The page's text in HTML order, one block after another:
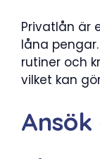
Privatlån är
låna
rutiner och
vilket kan